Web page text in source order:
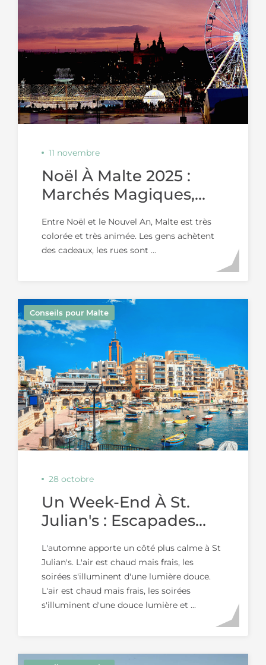
11 novembre
Noël À Malte 2025 :
Marchés Magiques,
Fin D'année
Entre Noël et le Nouvel An, Malte est très
colorée et très animée. Les gens achètent
des cadeaux, les rues sont ...
Conseils pour Malte
28 octobre
Un Week-End À St.
Julian's : Escapades
D'automne
L'automne apporte un côté plus calme à St
Julian's. L'air est chaud mais frais, les
soirées s'illuminent d'une lumière douce.
L'air est chaud mais frais, les soirées
s'illuminent d'une douce lumière et ...